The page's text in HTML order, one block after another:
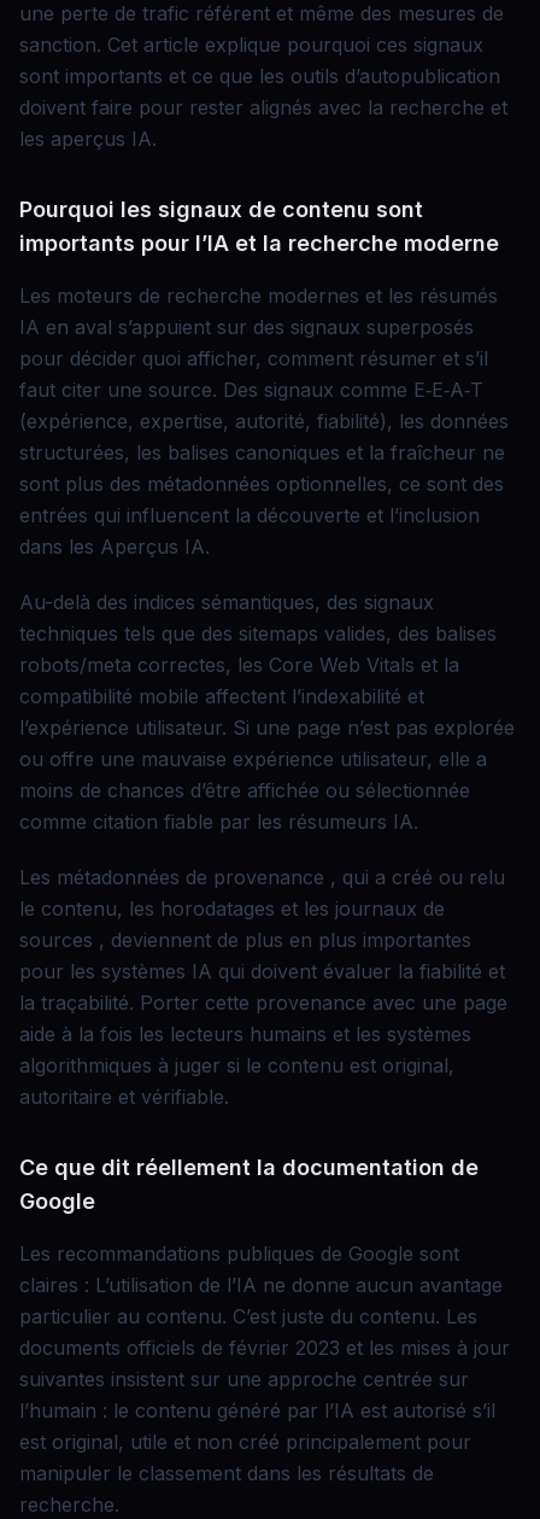
une perte de trafic référent et même des mesures de
sanction. Cet article explique pourquoi ces signaux
sont importants et ce que les outils d’autopublication
doivent faire pour rester alignés avec la recherche et
les aperçus IA.
Pourquoi les signaux de contenu sont
importants pour l’IA et la recherche moderne
Les moteurs de recherche modernes et les résumés
IA en aval s’appuient sur des signaux superposés
pour décider quoi afficher, comment résumer et s’il
faut citer une source. Des signaux comme E‑E‑A‑T
(expérience, expertise, autorité, fiabilité), les données
structurées, les balises canoniques et la fraîcheur ne
sont plus des métadonnées optionnelles, ce sont des
entrées qui influencent la découverte et l’inclusion
dans les Aperçus IA.
Au-delà des indices sémantiques, des signaux
techniques tels que des sitemaps valides, des balises
robots/meta correctes, les Core Web Vitals et la
compatibilité mobile affectent l’indexabilité et
l’expérience utilisateur. Si une page n’est pas explorée
ou offre une mauvaise expérience utilisateur, elle a
moins de chances d’être affichée ou sélectionnée
comme citation fiable par les résumeurs IA.
Les métadonnées de provenance , qui a créé ou relu
le contenu, les horodatages et les journaux de
sources , deviennent de plus en plus importantes
pour les systèmes IA qui doivent évaluer la fiabilité et
la traçabilité. Porter cette provenance avec une page
aide à la fois les lecteurs humains et les systèmes
algorithmiques à juger si le contenu est original,
autoritaire et vérifiable.
Ce que dit réellement la documentation de
Google
Les recommandations publiques de Google sont
claires : L’utilisation de l’IA ne donne aucun avantage
particulier au contenu. C’est juste du contenu. Les
documents officiels de février 2023 et les mises à jour
suivantes insistent sur une approche centrée sur
l’humain : le contenu généré par l’IA est autorisé s’il
est original, utile et non créé principalement pour
manipuler le classement dans les résultats de
recherche.